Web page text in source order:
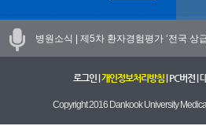
병원소식 | 제5차 환자경험평가 ‘전국 상
로그인| 개인정보처리방침| PC버전|
Copyright 2016 Dankook University